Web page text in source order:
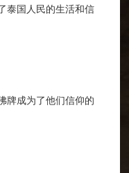
泰国人民的生活和信
牌成为了他们信仰的